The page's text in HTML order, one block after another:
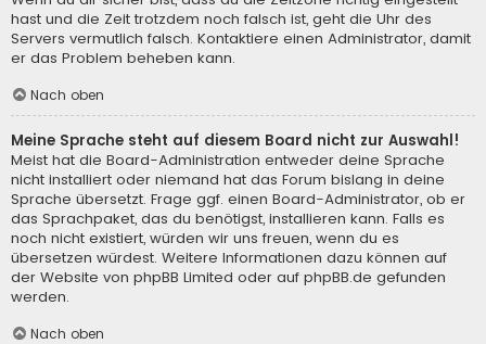
hast und die Zeit trotzdem noch falsch ist, geht die Uhr des
Servers vermutlich falsch. Kontaktiere einen Administrator, damit
er das Problem beheben kann.
Nach oben
Meine Sprache steht auf diesem Board nicht zur Auswahl!
Meist hat die Board-Administration entweder deine Sprache
nicht installiert oder niemand hat das Forum bislang in deine
Sprache übersetzt. Frage ggf. einen Board-Administrator, ob er
das Sprachpaket, das du benötigst, installieren kann. Falls es
noch nicht existiert, würden wir uns freuen, wenn du es
übersetzen würdest. Weitere Informationen dazu können auf
der Website von phpBB Limited oder auf phpBB.de gefunden
werden.
Nach oben